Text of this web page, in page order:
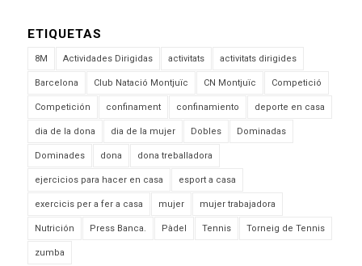
ETIQUETAS
8M Actividades Dirigidas activitats activitats dirigides
Barcelona Club Natació Montjuïc CN Montjuïc Competició
Competición confinament confinamiento deporte en casa
dia de la dona dia de la mujer Dobles Dominadas
Dominades dona dona treballadora
ejercicios para hacer en casa esport a casa
exercicis per a fer a casa mujer mujer trabajadora
Nutrición Press Banca. Pàdel Tennis Torneig de Tennis
zumba